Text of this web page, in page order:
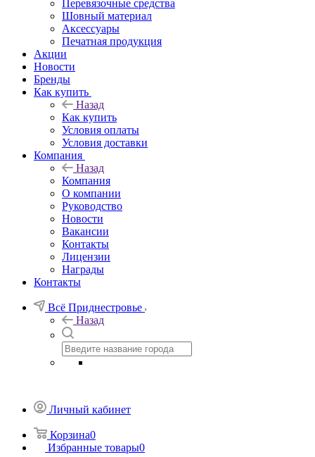
Перевязочные средства
Шовный материал
Аксессуары
Печатная продукция
Акции
Новости
Бренды
Как купить
Назад
Как купить
Условия оплаты
Условия доставки
Компания
Назад
Компания
О компании
Руководство
Новости
Вакансии
Контакты
Лицензии
Награды
Контакты
Всё Приднестровье
Назад
Личный кабинет
Корзина0
Избранные товары0